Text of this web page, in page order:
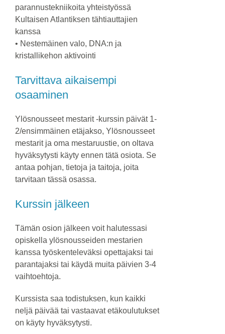
parannustekniikoita yhteistyössä
Kultaisen Atlantiksen tähtiauttajien
kanssa
• Nestemäinen valo, DNA:n ja
kristallikehon aktivointi
Tarvittava aikaisempi
osaaminen
Ylösnousseet mestarit -kurssin päivät 1-
2/ensimmäinen etäjakso, Ylösnousseet
mestarit ja oma mestaruustie, on oltava
hyväksytysti käyty ennen tätä osiota. Se
antaa pohjan, tietoja ja taitoja, joita
tarvitaan tässä osassa.
Kurssin jälkeen
Tämän osion jälkeen voit halutessasi
opiskella ylösnousseiden mestarien
kanssa työskenteleväksi opettajaksi tai
parantajaksi tai käydä muita päivien 3-4
vaihtoehtoja.
Kurssista saa todistuksen, kun kaikki
neljä päivää tai vastaavat etäkoulutukset
on käyty hyväksytysti.